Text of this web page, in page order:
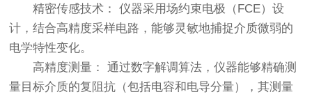
精密传感技术： 仪器采用场约束电极（FCE）设
计，结合高精度采样电路，能够灵敏地捕捉介质微弱的
电学特性变化。
高精度测量： 通过数字解调算法，仪器能够精确测
量目标介质的复阻抗（包括电容和电导分量），其测量